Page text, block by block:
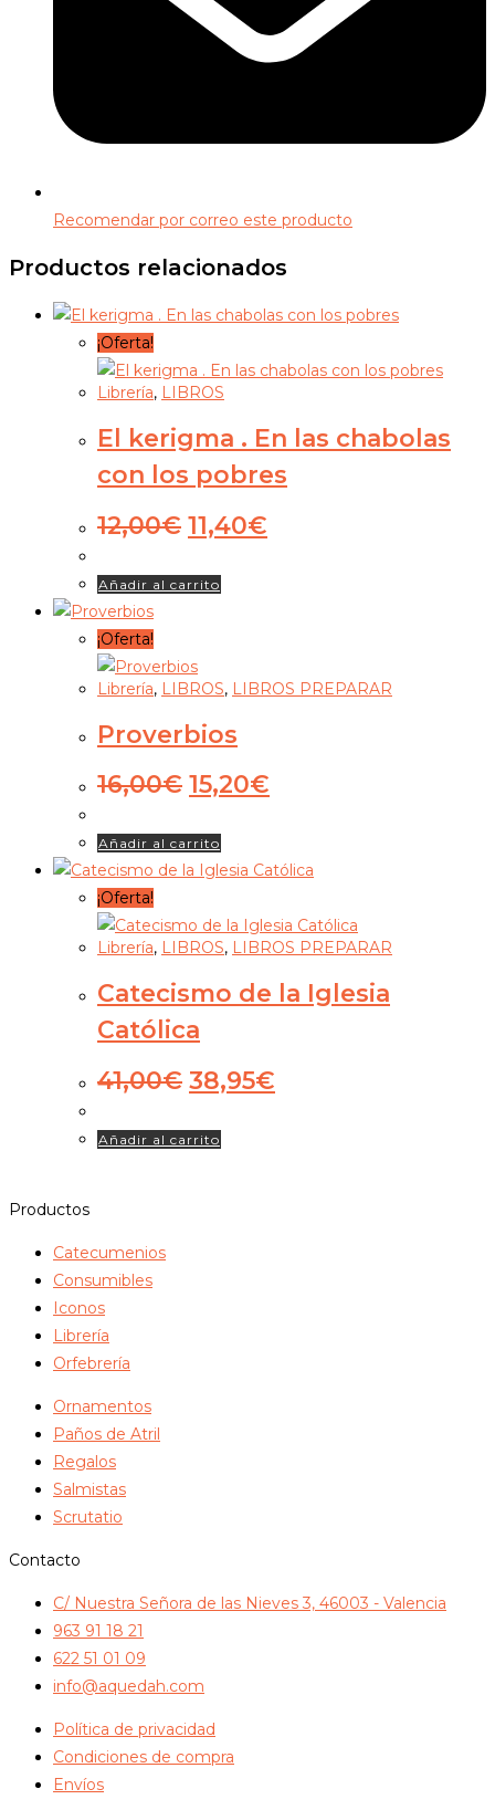
Recomendar por correo este producto
Productos relacionados
¡Oferta!
Librería, LIBROS
El kerigma . En las chabolas
con los pobres
12,00€ El
precio
original
era:
11,40€
precio
Añadir al carrito
¡Oferta!
Librería, LIBROS, LIBROS PREPARAR
Proverbios
16,00€ El
original
era:
16,00€.
15,20€
es:
15,20€.
Añadir al carrito
¡Oferta!
Librería, LIBROS, LIBROS PREPARAR
Catecismo de la Iglesia
Católica
41,00€ El
precio
original
era:
38,95€
precio
Añadir al carrito
Productos
Catecumenios
Consumibles
Iconos
Librería
Orfebrería
Ornamentos
Paños de Atril
Regalos
Salmistas
Scrutatio
Contacto
C/ Nuestra Señora de las Nieves 3, 46003 - Valencia
963 91 18 21
622 51 01 09
info@aquedah.com
Política de privacidad
Condiciones de compra
Envíos